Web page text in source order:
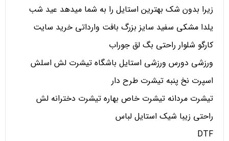
زیرا بدون شک بهترین استایل را به شما میدهد عید شب
یلدا مشکی سفید سایز بزرگ بافت وارداتی خرید سایت
کارگو شلوار راحتی بگ لق جوراب
ورزشی دورس ورزشی استایل باشگاه تیشرت لش اسلش
اسپرت نخ پنبه تیشرت طرح دار
تیشرت مردانه تیشرت خاص بهاره تیشرت دخترانه لش
راحتی زیبا شیک استایل لباس
DTF